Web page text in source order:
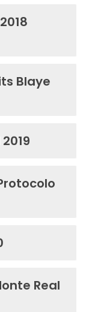
Blaye
Real